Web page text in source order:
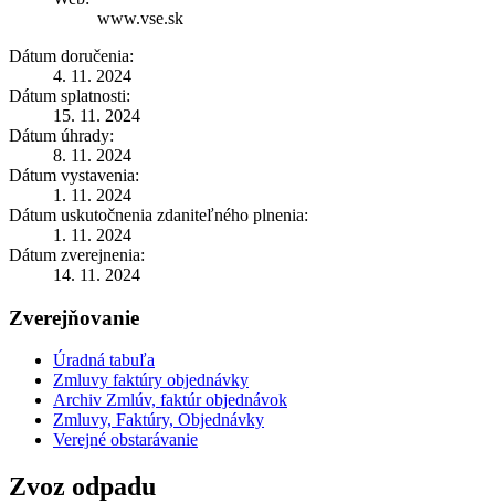
www.vse.sk
Dátum doručenia:
4. 11. 2024
Dátum splatnosti:
15. 11. 2024
Dátum úhrady:
8. 11. 2024
Dátum vystavenia:
1. 11. 2024
Dátum uskutočnenia zdaniteľného plnenia:
1. 11. 2024
Dátum zverejnenia:
14. 11. 2024
Zverejňovanie
Úradná tabuľa
Zmluvy faktúry objednávky
Archiv Zmlúv, faktúr objednávok
Zmluvy, Faktúry, Objednávky
Verejné obstarávanie
Zvoz odpadu